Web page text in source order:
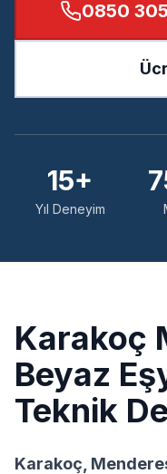
0850
15+
Yıl Deneyim
Karakoç
Beyaz
Teknik
Karakoç